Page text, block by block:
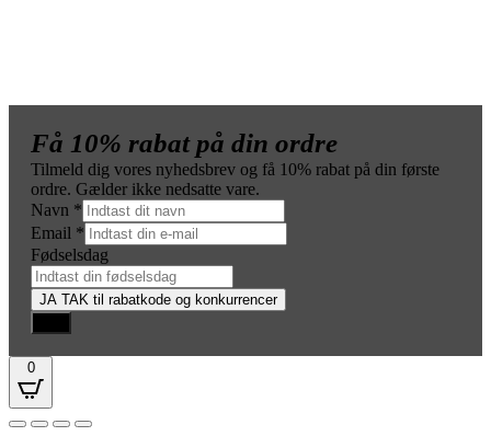
Få 10% rabat på din ordre
Tilmeld dig vores nyhedsbrev og få 10% rabat på din første
ordre. Gælder ikke nedsatte vare.
Navn *
Email *
Fødselsdag
JA TAK til rabatkode og konkurrencer
0